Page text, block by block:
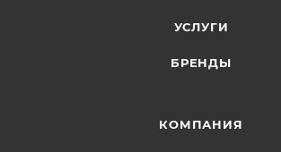
УСЛУГИ
БРЕНДЫ
КОМПАНИЯ